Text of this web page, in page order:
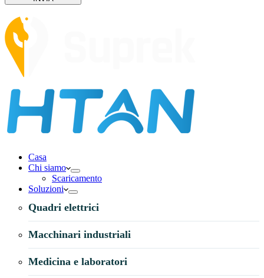
Casa
Chi siamo
Scaricamento
Soluzioni
Quadri elettrici
Macchinari industriali
Medicina e laboratori